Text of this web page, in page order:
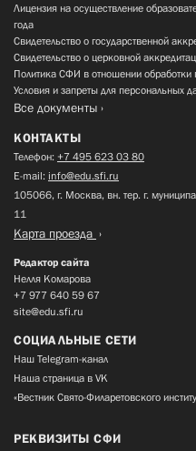
Лицензия на осуществление
года
Свидетельство о государственной
Свидетельство о церковной
Политика СФИ в отношении обработки
Условия и запреты для персональных
Все документы
КОНТАКТЫ
Телефон: +7 495 623 03 80
E-mail: info@edu.sfi.ru
105066, г. Москва, вн. тер. г.
11
Карта проезда
Редактор сайта
Нелля Комарова
+7 977 640 59 67
site@edu.sfi.ru
СОЦИАЛЬНЫЕ СЕТИ
Наш Telegram-канал
Наша страница в VK
«Вестник Свято-Филаретовского
РЕКВИЗИТЫ СФИ